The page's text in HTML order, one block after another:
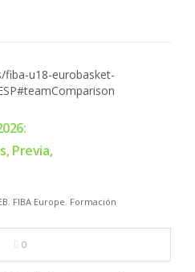
Previa,
, FIBA Europe, Formación
0